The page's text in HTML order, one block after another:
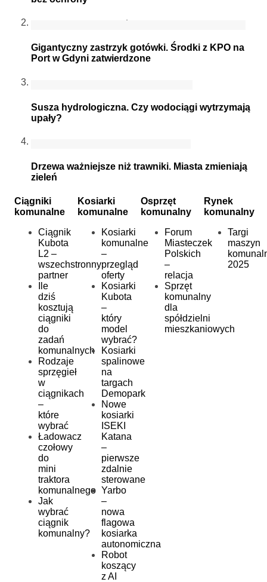
Gigantyczny zastrzyk gotówki. Środki z KPO na
Port w Gdyni zatwierdzone
Susza hydrologiczna. Czy wodociągi wytrzymają
upały?
Drzewa ważniejsze niż trawniki. Miasta zmieniają
zieleń
Ciągniki
komunalne
Ciągnik
Kubota
L2 –
wszechstronny
partner
Ile
dziś
kosztują
ciągniki
do
zadań
komunalnych
Rodzaje
sprzęgieł
w
ciągnikach
–
które
wybrać
Ładowacz
czołowy
do
mini
traktora
komunalnego
Jak
wybrać
ciągnik
komunalny?
Kosiarki
komunalne
Kosiarki
komunalne
–
przegląd
oferty
Kosiarki
Kubota
–
który
model
wybrać?
Kosiarki
spalinowe
na
targach
Demopark
Nowe
kosiarki
ISEKI
Katana
–
pierwsze
zdalnie
sterowane
Yarbo
–
nowa
flagowa
kosiarka
autonomiczna
Robot
koszący
z AI
Osprzęt
komunalny
Forum
Miasteczek
Polskich
–
relacja
Sprzęt
komunalny
dla
spółdzielni
mieszkaniowych
Rynek
komunalny
Targi
maszyn
2025